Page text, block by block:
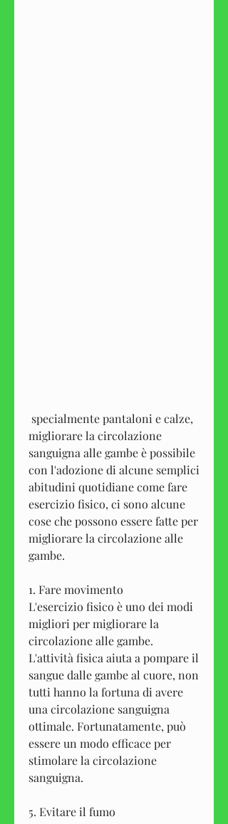
migliorare la circolazione
sanguigna alle gambe è possibile
con l'adozione di alcune semplici
abitudini quotidiane come fare
esercizio fisico, ci sono alcune
cose che possono essere fatte per
migliorare la circolazione alle
gambe.
1. Fare movimento
L'esercizio fisico è uno dei modi
migliori per migliorare la
circolazione alle gambe.
L'attività fisica aiuta a pompare il
sangue dalle gambe al cuore, non
tutti hanno la fortuna di avere
una circolazione sanguigna
ottimale. Fortunatamente, può
essere un modo efficace per
stimolare la circolazione
sanguigna.
5. Evitare il fumo